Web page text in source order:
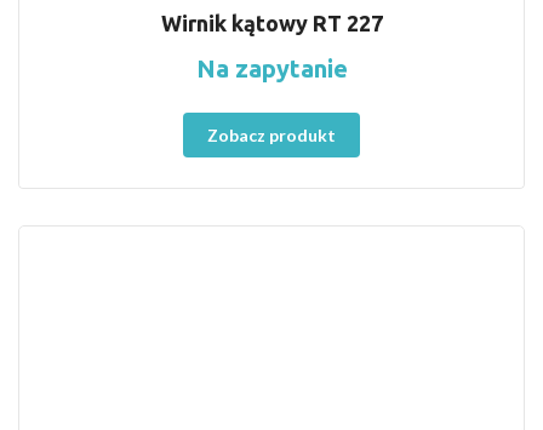
Wirnik kątowy RT 227
Na zapytanie
Zobacz produkt